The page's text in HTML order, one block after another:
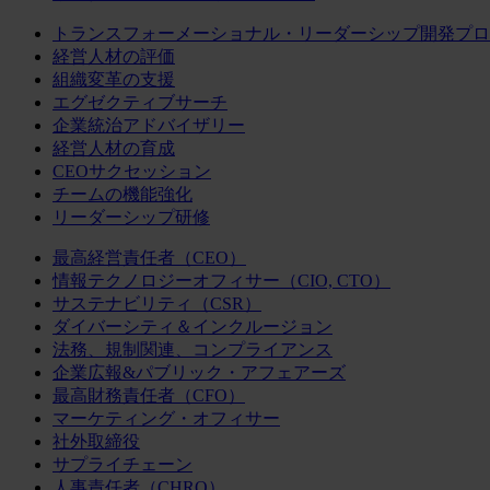
トランスフォーメーショナル・リーダーシップ開発プ
経営人材の評価
組織変革の支援
エグゼクティブサーチ
企業統治アドバイザリー
経営人材の育成
CEOサクセッション
チームの機能強化
リーダーシップ研修
最高経営責任者（CEO）
情報テクノロジーオフィサー（CIO, CTO）
サステナビリティ（CSR）
ダイバーシティ＆インクルージョン
法務、規制関連、コンプライアンス
企業広報&パブリック・アフェアーズ
最高財務責任者（CFO）
マーケティング・オフィサー
社外取締役
サプライチェーン